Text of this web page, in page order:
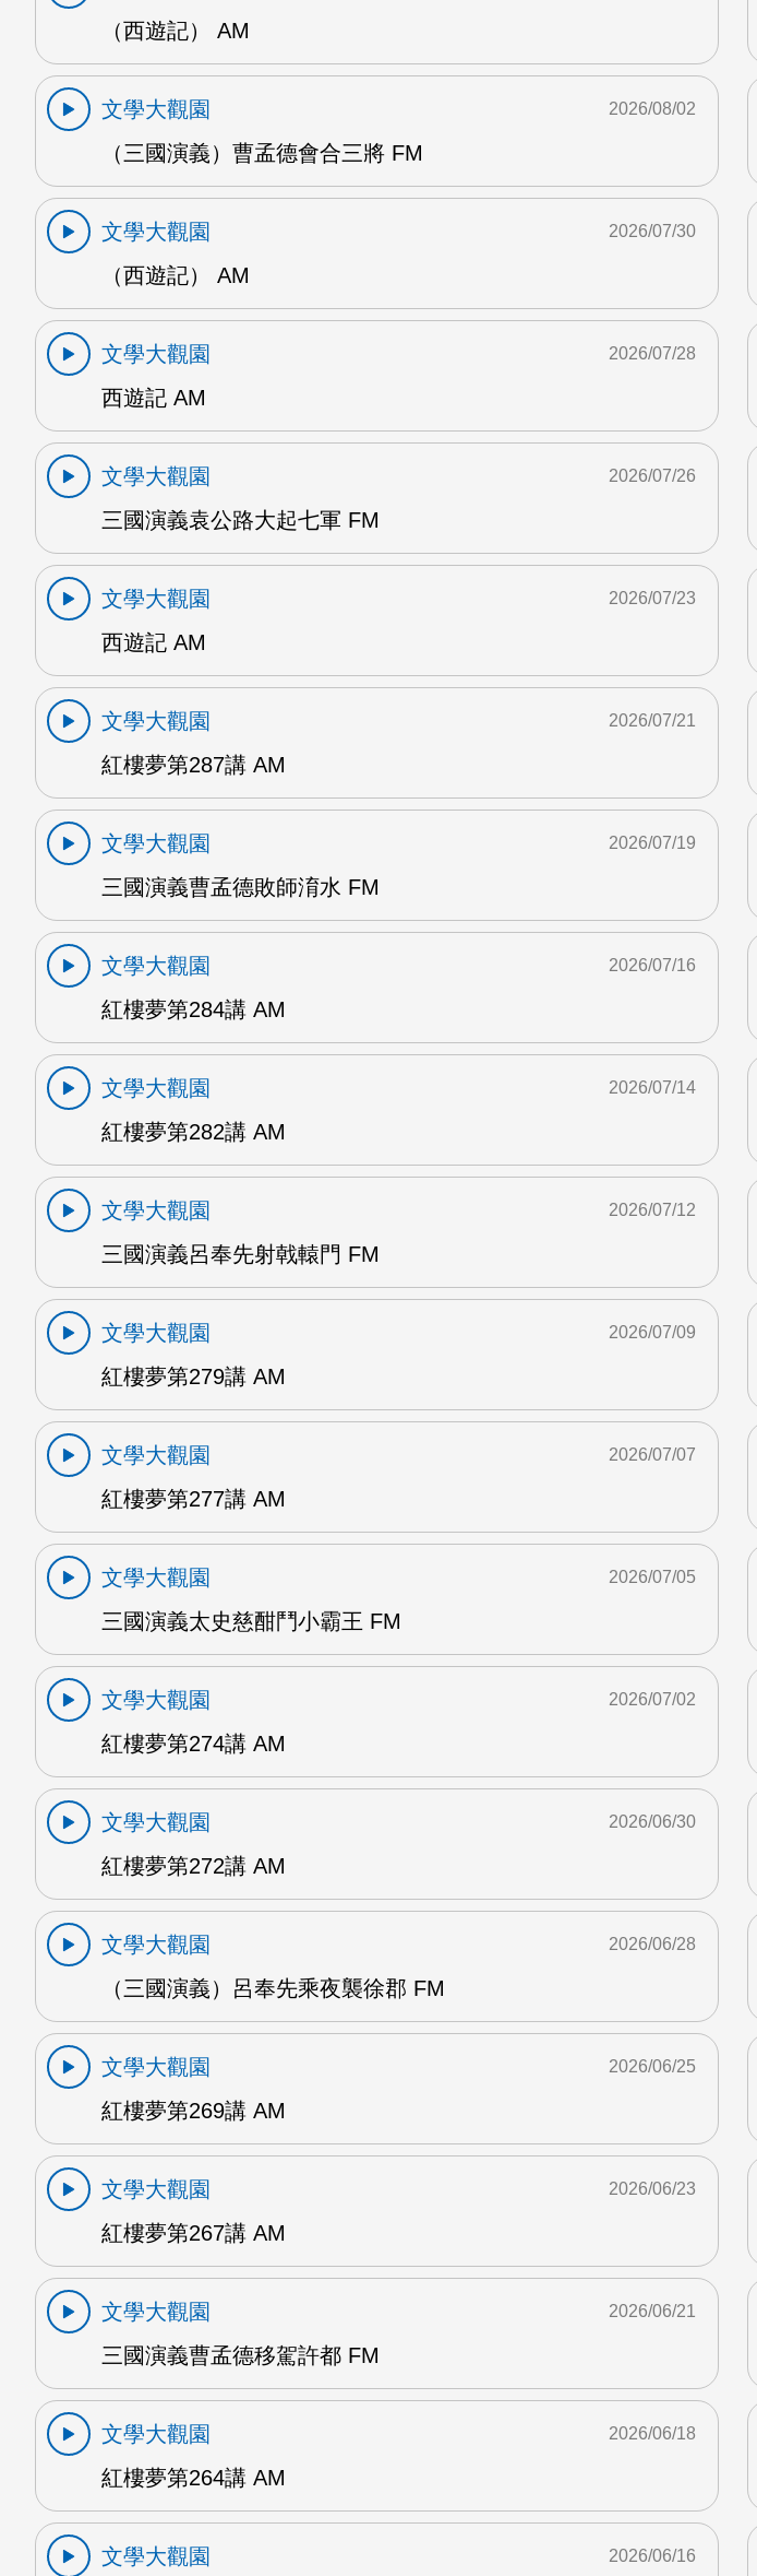
（西遊記） AM
文學大觀園
（三國演義）曹孟德會合三將 FM
2026/08/02
文學大觀園
（西遊記） AM
2026/07/30
文學大觀園
西遊記 AM
2026/07/28
文學大觀園
三國演義袁公路大起七軍 FM
2026/07/26
文學大觀園
西遊記 AM
2026/07/23
文學大觀園
紅樓夢第287講 AM
2026/07/21
文學大觀園
三國演義曹孟德敗師淯水 FM
2026/07/19
文學大觀園
紅樓夢第284講 AM
2026/07/16
文學大觀園
紅樓夢第282講 AM
2026/07/14
文學大觀園
三國演義呂奉先射戟轅門 FM
2026/07/12
文學大觀園
紅樓夢第279講 AM
2026/07/09
文學大觀園
紅樓夢第277講 AM
2026/07/07
文學大觀園
三國演義太史慈酣鬥小霸王 FM
2026/07/05
文學大觀園
紅樓夢第274講 AM
2026/07/02
文學大觀園
紅樓夢第272講 AM
2026/06/30
文學大觀園
（三國演義）呂奉先乘夜襲徐郡 FM
2026/06/28
文學大觀園
紅樓夢第269講 AM
2026/06/25
文學大觀園
紅樓夢第267講 AM
2026/06/23
文學大觀園
三國演義曹孟德移駕許都 FM
2026/06/21
文學大觀園
紅樓夢第264講 AM
2026/06/18
文學大觀園 2026/06/16